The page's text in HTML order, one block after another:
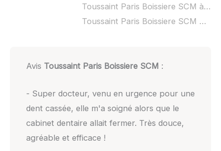
Toussaint Paris Boissiere SCM à domicile :
Toussaint Paris Boissiere SCM ouvert dimanche :
Avis Toussaint Paris Boissiere SCM :
- Super docteur, venu en urgence pour une
dent cassée, elle m'a soigné alors que le
cabinet dentaire allait fermer. Très douce,
agréable et efficace !